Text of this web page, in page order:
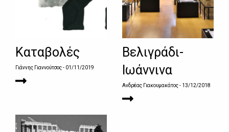
Καταβολές
Γιάννης Γιαννούτσος- 01/11/2019
Βελιγράδι-
Ιωάννινα
Ανδρέας Γιακουμακάτος- 13/12/2018